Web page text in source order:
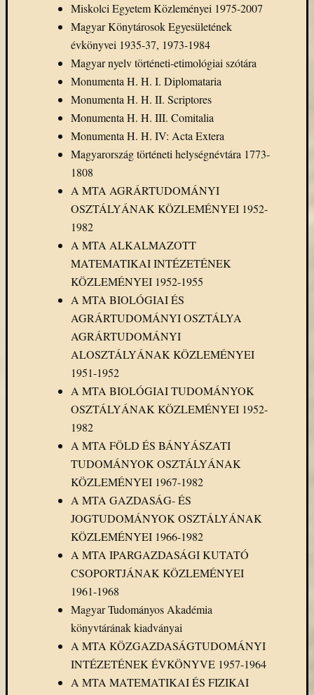
Miskolci Egyetem Közleményei 1975-2007
Magyar Könytárosok Egyesületének
évkönyvei 1935-37, 1973-1984
Magyar nyelv történeti-etimológiai szótára
Monumenta H. H. I. Diplomataria
Monumenta H. H. II. Scriptores
Monumenta H. H. III. Comitalia
Monumenta H. H. IV: Acta Extera
Magyarország történeti helységnévtára 1773-
1808
A MTA AGRÁRTUDOMÁNYI
OSZTÁLYÁNAK KÖZLEMÉNYEI 1952-
1982
A MTA ALKALMAZOTT
MATEMATIKAI INTÉZETÉNEK
KÖZLEMÉNYEI 1952-1955
A MTA BIOLÓGIAI ÉS
AGRÁRTUDOMÁNYI OSZTÁLYA
AGRÁRTUDOMÁNYI
ALOSZTÁLYÁNAK KÖZLEMÉNYEI
1951-1952
A MTA BIOLÓGIAI TUDOMÁNYOK
OSZTÁLYÁNAK KÖZLEMÉNYEI 1952-
1982
A MTA FÖLD ÉS BÁNYÁSZATI
TUDOMÁNYOK OSZTÁLYÁNAK
KÖZLEMÉNYEI 1967-1982
A MTA GAZDASÁG- ÉS
JOGTUDOMÁNYOK OSZTÁLYÁNAK
KÖZLEMÉNYEI 1966-1982
A MTA IPARGAZDASÁGI KUTATÓ
CSOPORTJÁNAK KÖZLEMÉNYEI
1961-1968
Magyar Tudományos Akadémia
könyvtárának kiadványai
A MTA KÖZGAZDASÁGTUDOMÁNYI
INTÉZETÉNEK ÉVKÖNYVE 1957-1964
A MTA MATEMATIKAI ÉS FIZIKAI